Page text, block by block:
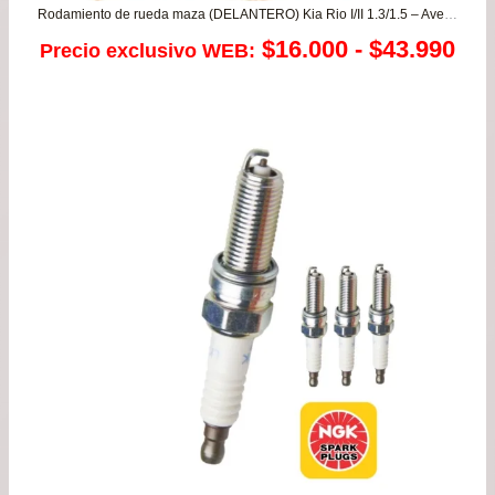
Rodamiento de rueda maza (DELANTERO) Kia Rio I/II 1.3/1.5 – Avella – Pride – Pop
Precio exclusivo WEB: $16.000 - $43.990